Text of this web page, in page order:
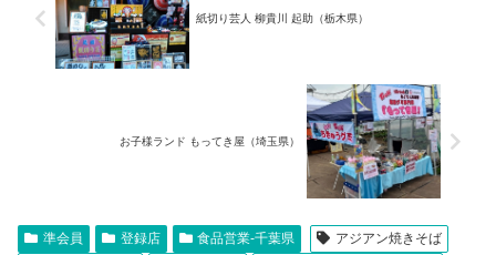
紙切り芸人 柳貴川 起助（栃木県）
お子様ランド もってき屋（埼玉県）
準会員 登録店 食品営業-千葉県 アジアン焼きそば